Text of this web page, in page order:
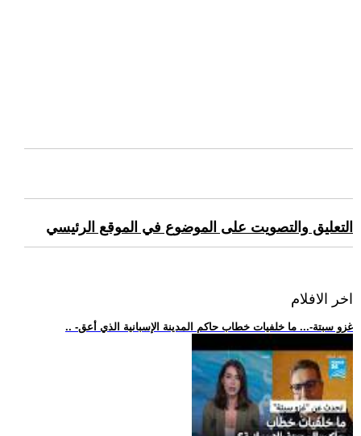
التعليق والتصويت على الموضوع في الموقع الرئيسي
اخر الافلام
.. -غزو سبتة-... ما خلفيات خطاب حاكم المدينة الإسبانية الذي أعق